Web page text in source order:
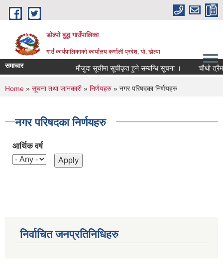
Skip to main content
डोल्पो बुद्ध गाउँपालिका
गाउँ कार्यपालिकाकाे कार्यालय कर्णाली प्रदेश, धो, डोल्पा
समाचार मौजुदा सूचीमा सूचीकृत हुने सम्बन्धि सूचना । चौथो
You are here
Home » सूचना तथा जानकारी» निर्णयहरु » नगर परिषदका निर्णयहरु
नगर परिषदका निर्णयहरु
आर्थिक वर्ष
निर्वाचित जनप्रतिनिधिहरु